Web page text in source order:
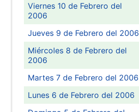
Viernes 10 de Febrero del
2006
Jueves 9 de Febrero del 2006
Miércoles 8 de Febrero del
2006
Martes 7 de Febrero del 2006
Lunes 6 de Febrero del 2006